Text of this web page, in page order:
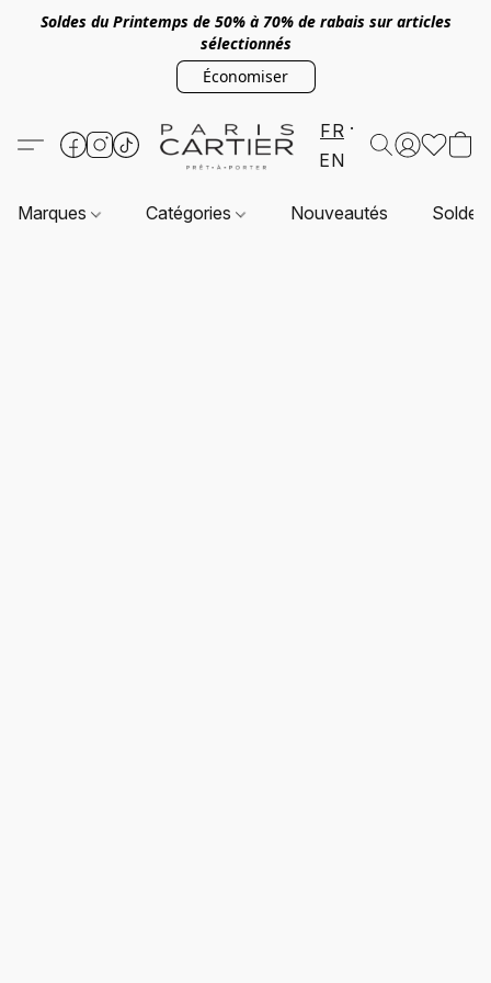
Soldes du Printemps de 50% à 70% de rabais sur articles
sélectionnés
Économiser
FR
EN
Marques Catégories Nouveautés Soldes